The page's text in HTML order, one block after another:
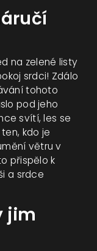
na zelené listy
srdci! Zdálo
tohoto
pod jeho
svítí, les se
kdo je
větru v
přispělo k
a srdce
jim